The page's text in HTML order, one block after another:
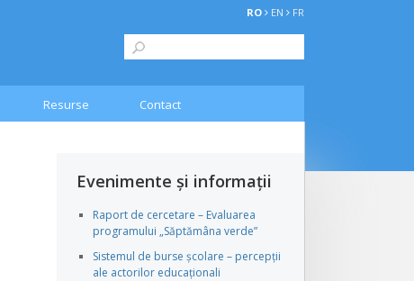
RO EN FR
Resurse Contact
Evenimente și informații
Raport de cercetare – Evaluarea
programului „Săptămâna verde”
Sistemul de burse școlare – percepții
ale actorilor educaționali